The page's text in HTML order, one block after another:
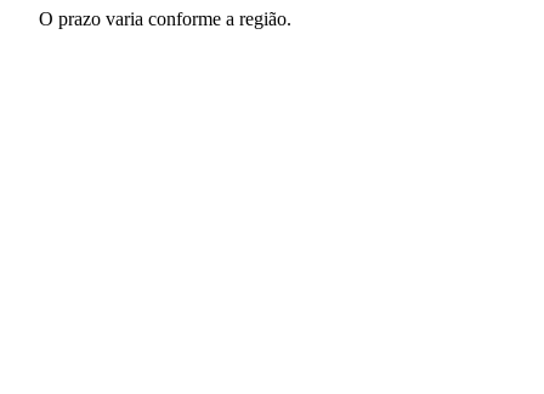
O prazo varia conforme a região.